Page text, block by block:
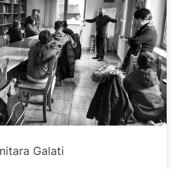
Galati